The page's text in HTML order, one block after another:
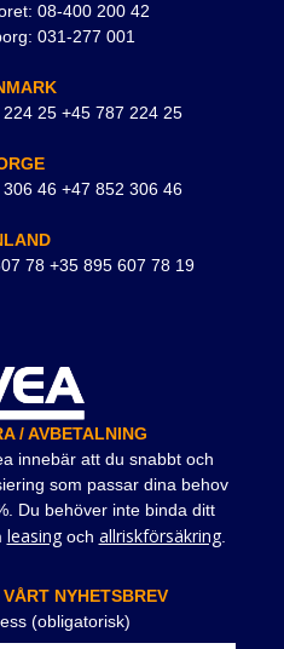
08-400 200 42
031-277 001
25 +45 787 224 25
46 +47 852 306 46
78 +35 895 607 78 19
/ AVBETALNING
innebär att du snabbt och
som passar dina behov
Du behöver inte binda ditt
leasingoch allriskförsäkring.
NYHETSBREV
(obligatorisk)